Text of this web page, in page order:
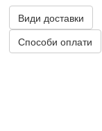
Види доставки
Способи оплати